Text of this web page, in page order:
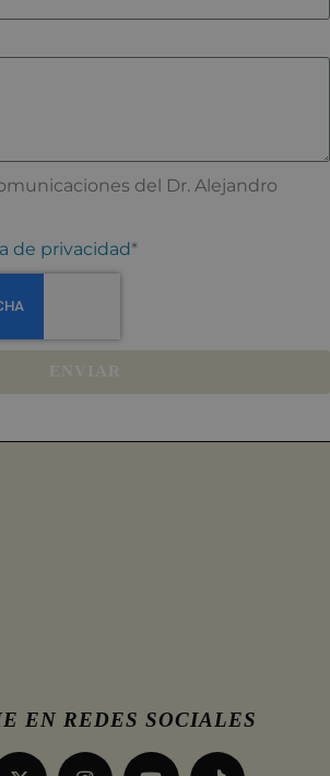
del Dr. Alejandro
de privacidad*
ENVIAR
EN REDES SOCIALES